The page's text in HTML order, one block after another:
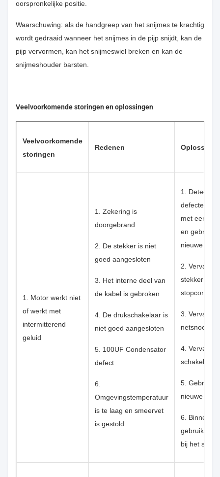
oorspronkelijke positie.
Waarschuwing: als de handgreep van het snijmes te krachtig
wordt gedraaid wanneer het snijmes in de pijp snijdt, kan de
pijp vervormen, kan het snijmeswiel breken en kan de
snijmeshouder barsten.
Veelvoorkomende storingen en oplossingen
Veelvoorkomende
storingen
Redenen
1. Motor werkt niet
of werkt met
intermitterend
geluid
1. Zekering is
doorgebrand
2. De stekker is niet
goed aangesloten
3. Het interne deel van
de kabel is gebroken
4. De drukschakelaar is
niet goed aangesloten
5. 100UF Condensator
defect
6.
Omgevingstemperatuur
is te laag en smeervet
is gestold.
1.
defecte
met een
en gebruik
nieuwe
2. Vervang
stekker of
stopcontact
3. Vervang
netsnoer
4. Vervang
schakelaar
5. Gebruik
nieuwe
6.
gebruiken
bij het